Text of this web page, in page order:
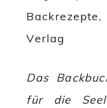
Das
für die